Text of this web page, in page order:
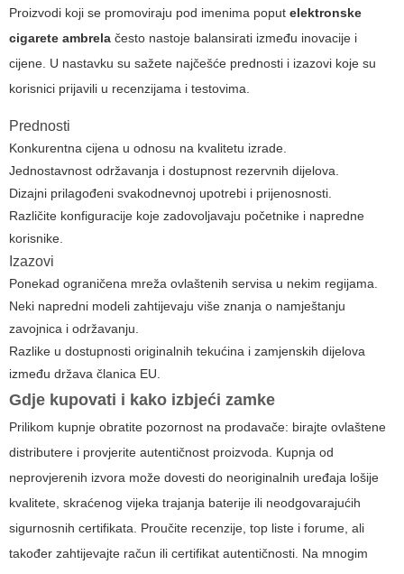
Proizvodi koji se promoviraju pod imenima poput elektronske
cigarete ambrela često nastoje balansirati između inovacije i
cijene. U nastavku su sažete najčešće prednosti i izazovi koje su
korisnici prijavili u recenzijama i testovima.
Prednosti
Konkurentna cijena u odnosu na kvalitetu izrade.
Jednostavnost održavanja i dostupnost rezervnih dijelova.
Dizajni prilagođeni svakodnevnoj upotrebi i prijenosnosti.
Različite konfiguracije koje zadovoljavaju početnike i napredne
korisnike.
Izazovi
Ponekad ograničena mreža ovlaštenih servisa u nekim regijama.
Neki napredni modeli zahtijevaju više znanja o namještanju
zavojnica i održavanju.
Razlike u dostupnosti originalnih tekućina i zamjenskih dijelova
između država članica EU.
Gdje kupovati i kako izbjeći zamke
Prilikom kupnje obratite pozornost na prodavače: birajte ovlaštene
distributere i provjerite autentičnost proizvoda. Kupnja od
neprovjerenih izvora može dovesti do neoriginalnih uređaja lošije
kvalitete, skraćenog vijeka trajanja baterije ili neodgovarajućih
sigurnosnih certifikata. Proučite recenzije, top liste i forume, ali
također zahtijevajte račun ili certifikat autentičnosti. Na mnogim